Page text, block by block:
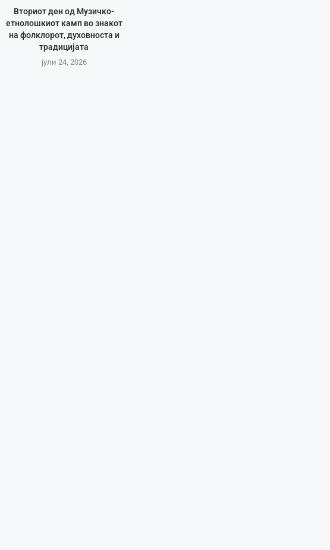
Вториот ден од Музичко-
етнолошкиот камп во знакот
на фолклорот, духовноста и
традицијата
јули 24, 2026